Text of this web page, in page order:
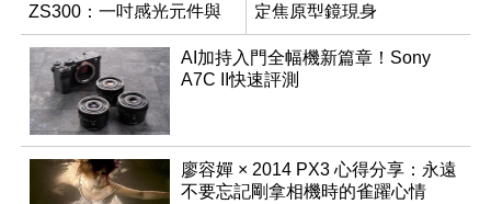
ZS300：一吋感光元件與
15 倍光學變焦
定焦原型鏡現身
AI加持入門全幅機新篇章！Sony
A7C II快速評測
廖容嬋 × 2014 PX3 心得分享：永遠
不要忘記剛拿相機時的雀躍心情